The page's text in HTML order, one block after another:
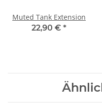
Muted Tank Extension
22,90 € *